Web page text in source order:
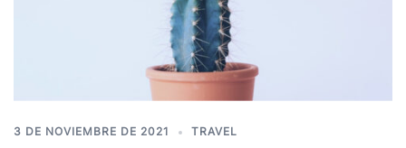
3 DE NOVIEMBRE DE 2021 TRAVEL